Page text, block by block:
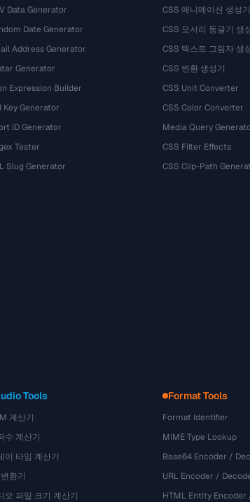
Data Generator
Date Generator
Address Generator
Generator
Expression Builder
Key Generator
ID Generator
Tester
Slug Generator
CSS 애니메이션 생성기
CSS 모서리 둥글기 생
CSS 텍스트 그림자 생
CSS 변환 생성기
CSS Unit Converter
CSS Color Converter
Media Query
CSS Filter Effects
CSS Clip-Path
Tools
계산기
수 계산기
이 타임 계산기
환기
오 파일 크기 계산기
Format Tools
Format Identifier
MIME Type Lookup
Base64 Encoder /
URL Encoder /
HTML Entity Encoder